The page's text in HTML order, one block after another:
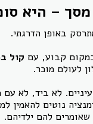
– היא
באופן הדרגתי.
קבוע, עם קול
לעולם מוכר.
לא ביד, לא
נוטים להאמין
להם ילדיהם.